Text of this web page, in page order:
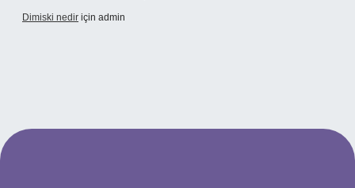
Dimiski nedir için admin
tulipbett.net/